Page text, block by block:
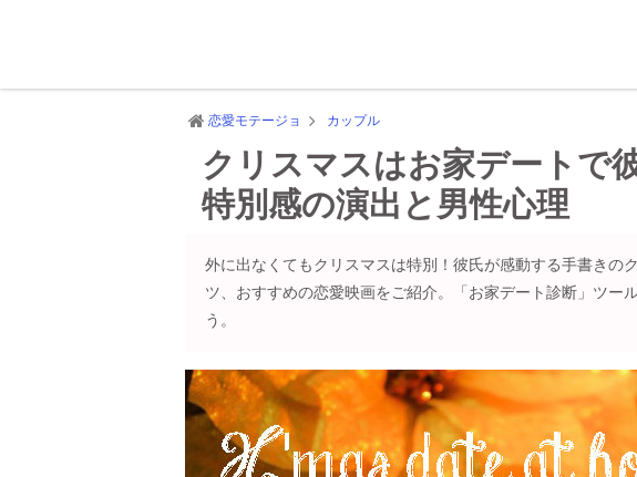
恋愛モテージョ カップル
クリスマスはお家デートで
特別感の演出と男性心理
外に出なくてもクリスマスは特別！彼氏が感動する手書きの
ツ、おすすめの恋愛映画をご紹介。「お家デート診断」ツー
う。